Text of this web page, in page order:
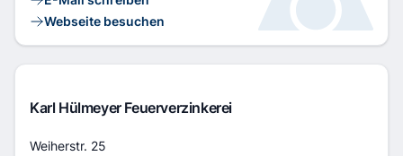
Webseite besuchen
Karl Hülmeyer Feuerverzinkerei
Adresse
Weiherstr. 25